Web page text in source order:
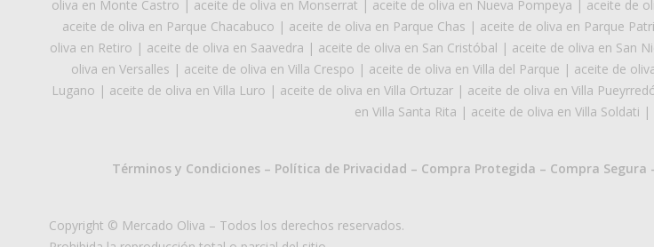
oliva en Monte Castro | aceite de oliva en Monserrat | aceite de oliva en Nueva Pompeya | aceite de
aceite de oliva en Parque Chacabuco | aceite de oliva en Parque Chas | aceite de oliva en Parque
oliva en Retiro | aceite de oliva en Saavedra | aceite de oliva en San Cristóbal | aceite de oliva en San
oliva en Versalles | aceite de oliva en Villa Crespo | aceite de oliva en Villa del Parque | aceite de
Lugano | aceite de oliva en Villa Luro | aceite de oliva en Villa Ortuzar | aceite de oliva en Villa
en Villa Santa Rita | aceite de oliva en Villa Soldati |
Términos y Condiciones – Política de Privacidad – Compra Protegida – Compra Segura
Copyright © Mercado Oliva – Todos los derechos reservados.